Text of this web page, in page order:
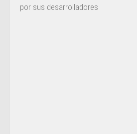
por sus desarrolladores